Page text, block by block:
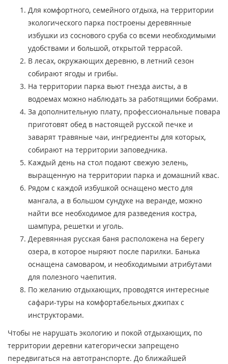
Для комфортного, семейного отдыха, на территории
экологического парка построены деревянные
избушки из соснового сруба со всеми необходимыми
удобствами и большой, открытой террасой.
В лесах, окружающих деревню, в летний сезон
собирают ягоды и грибы.
На территории парка вьют гнезда аисты, а в
водоемах можно наблюдать за работящими бобрами.
За дополнительную плату, профессиональные повара
приготовят обед в настоящей русской печке и
заварят травяные чаи, ингредиенты для которых,
собирают на территории заповедника.
Каждый день на стол подают свежую зелень,
выращенную на территории парка и домашний квас.
Рядом с каждой избушкой оснащено место для
мангала, а в большом сундуке на веранде, можно
найти все необходимое для разведения костра,
шампура, решетки и уголь.
Деревянная русская баня расположена на берегу
озера, в которое ныряют после парилки. Банька
оснащена самоваром, и необходимыми атрибутами
для полезного чаепития.
По желанию отдыхающих, проводятся интересные
сафари-туры на комфортабельных джипах с
инструкторами.
Чтобы не нарушать экологию и покой отдыхающих, по
территории деревни категорически запрещено
передвигаться на автотранспорте. До ближайшей